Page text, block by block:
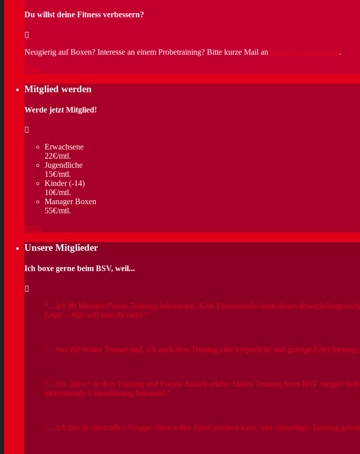
Du willst deine Fitness verbessern?
Neugierig auf Boxen? Interesse an einem Probetraining? Bitte kurze Mail an info@bsv-freiburg.de.
Mehr
Mitglied werden
Werde jetzt Mitglied!
Erwachsene
22€/mtl.
Jugendliche
15€/mtl.
Kinder (-14)
10€/mtl.
Manager Boxen
55€/mtl.
Mehr
Unsere Mitglieder
Ich boxe gerne beim BSV, weil...
…ich 90 Minuten Power-Training bekommen. Kein Fitnessstudio kann dieses
Leute – Was will man da mehr.
…hier die besten Trainer sind, ich nach dem Training eine körperliche und geistige Erleichterung
…ich „drive“ in dem Training und Freude danach erlebe. Hartes Training beim BSV steigert
motivierende Unterstützung bekommt.
…ich hier in einer tollen Gruppe einen tollen Sport ausüben kann, hier vielseitiges Training